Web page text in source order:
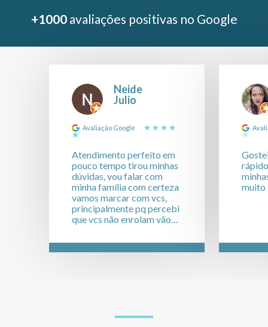
+1000avaliações positivas no Google
Neide
Julio
Avaliação Google
Atendimento perfeito em
pouco tempo tirou minhas
dúvidas, vou falar com
minha família com certeza
vamos marcar com vcs,
principalmente pq percebi
que vcs não enrolam vão
fazem ninguém perder
tempo, falei com outras
muito